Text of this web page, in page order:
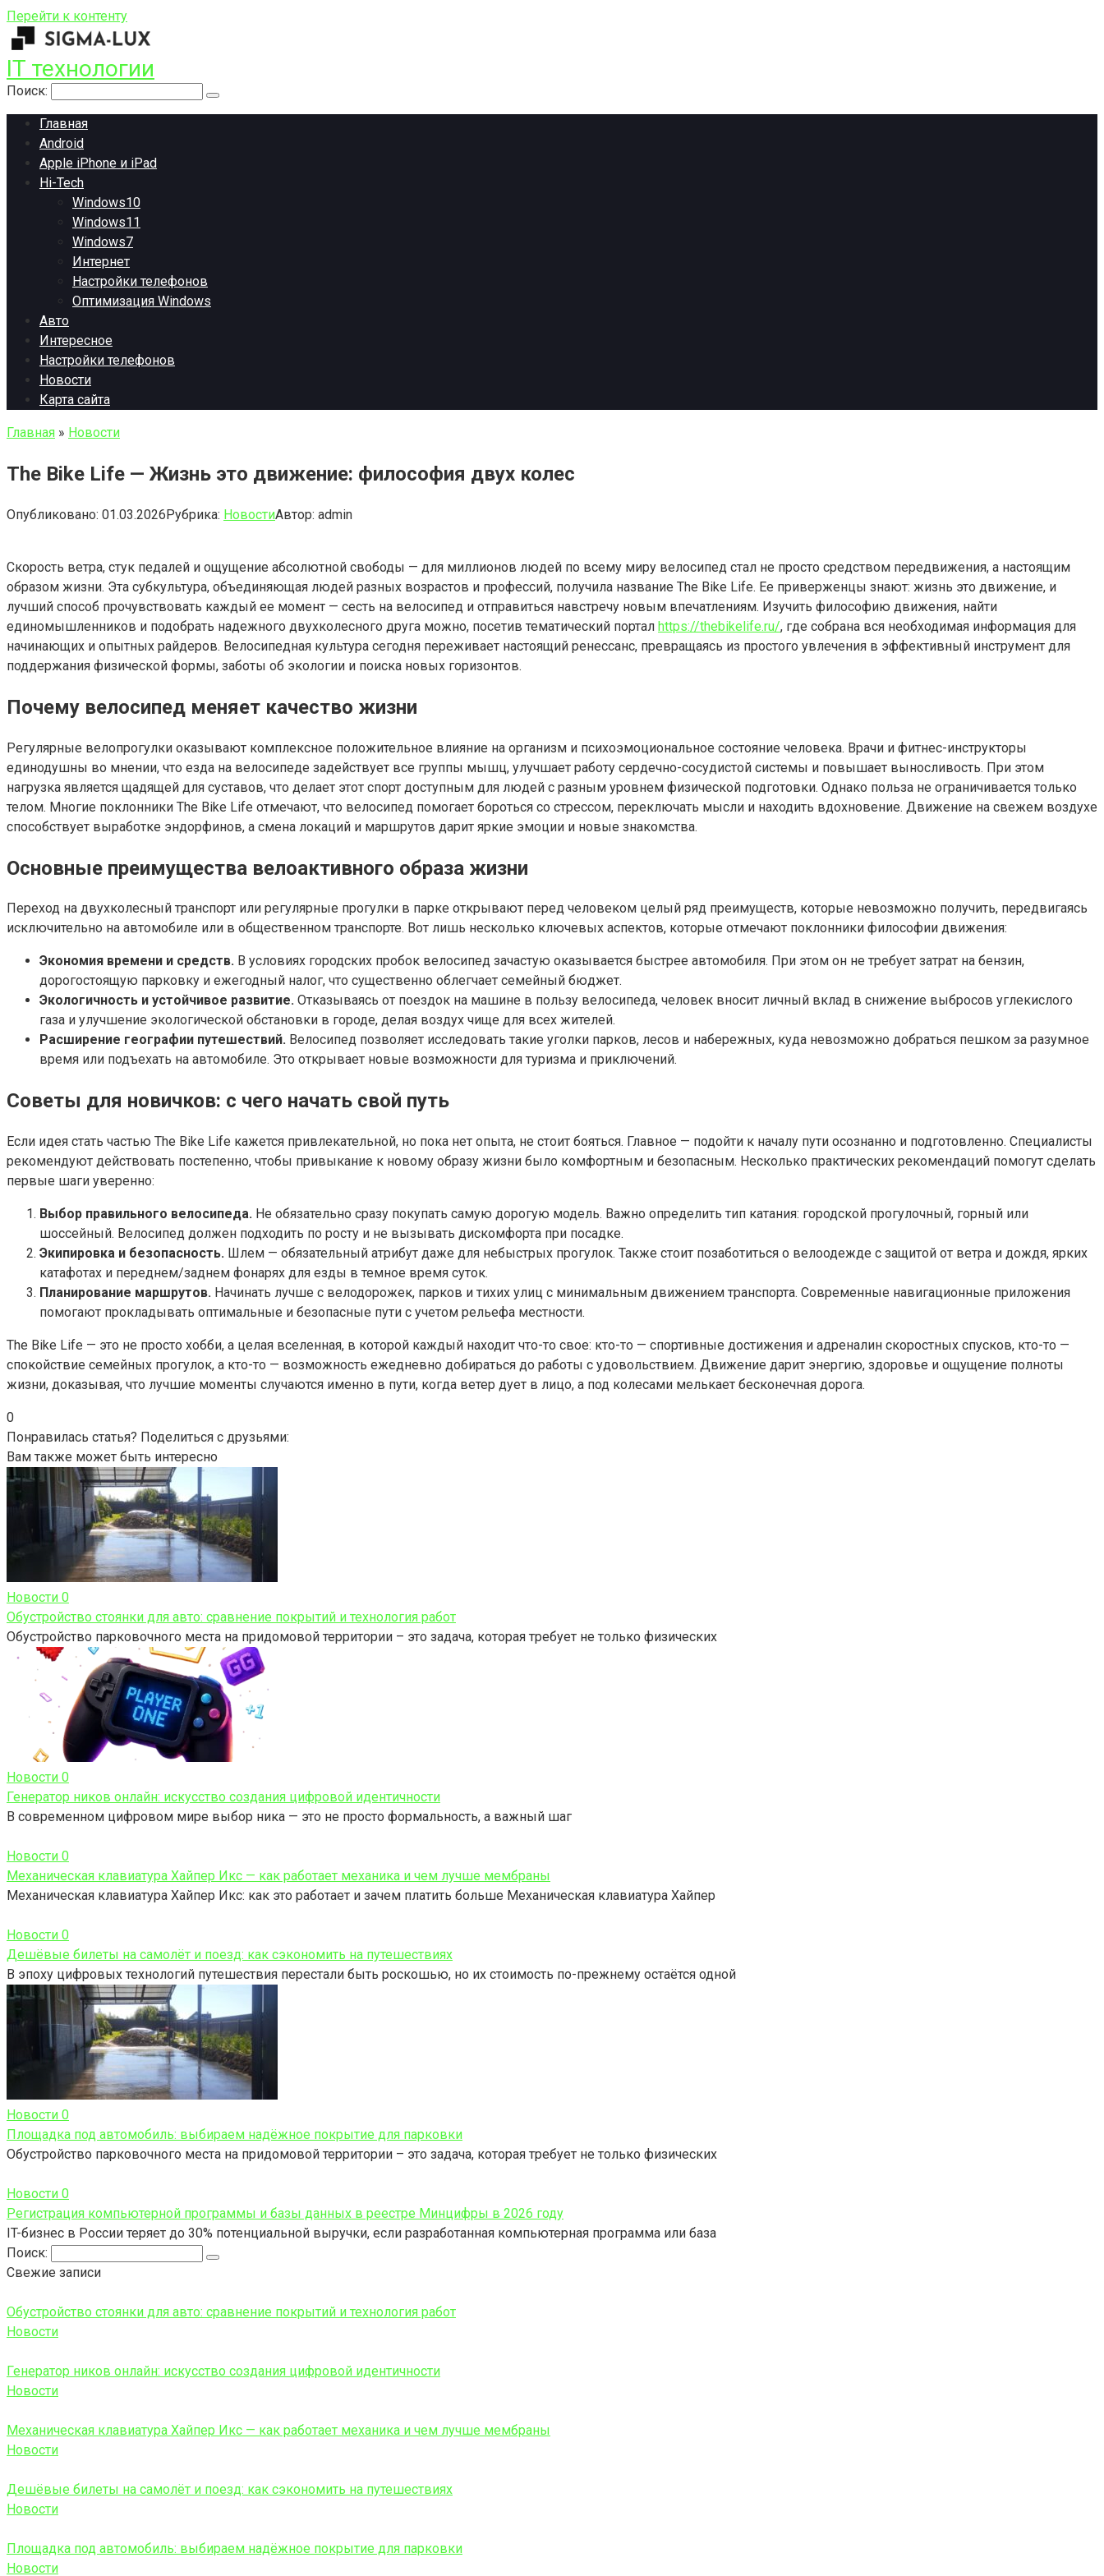
Перейти к контенту
IT технологии
Поиск:
Главная
Android
Apple iPhone и iPad
Hi-Tech
Windows10
Windows11
Windows7
Интернет
Настройки телефонов
Оптимизация Windows
Авто
Интересное
Настройки телефонов
Новости
Карта сайта
Главная » Новости
The Bike Life — Жизнь это движение: философия двух колес
Опубликовано: 01.03.2026Рубрика: НовостиАвтор: admin
Скорость ветра, стук педалей и ощущение абсолютной свободы — для миллионов людей по всему миру велосипед стал не просто средством передвижения, а настоящим
образом жизни. Эта субкультура, объединяющая людей разных возрастов и профессий, получила название The Bike Life. Ее приверженцы знают: жизнь это движение, и
лучший способ прочувствовать каждый ее момент — сесть на велосипед и отправиться навстречу новым впечатлениям. Изучить философию движения, найти
единомышленников и подобрать надежного двухколесного друга можно, посетив тематический портал https://thebikelife.ru/, где собрана вся необходимая информация для
начинающих и опытных райдеров. Велосипедная культура сегодня переживает настоящий ренессанс, превращаясь из простого увлечения в эффективный инструмент для
поддержания физической формы, заботы об экологии и поиска новых горизонтов.
Почему велосипед меняет качество жизни
Регулярные велопрогулки оказывают комплексное положительное влияние на организм и психоэмоциональное состояние человека. Врачи и фитнес-инструкторы
единодушны во мнении, что езда на велосипеде задействует все группы мышц, улучшает работу сердечно-сосудистой системы и повышает выносливость. При этом
нагрузка является щадящей для суставов, что делает этот спорт доступным для людей с разным уровнем физической подготовки. Однако польза не ограничивается только
телом. Многие поклонники The Bike Life отмечают, что велосипед помогает бороться со стрессом, переключать мысли и находить вдохновение. Движение на свежем воздухе
способствует выработке эндорфинов, а смена локаций и маршрутов дарит яркие эмоции и новые знакомства.
Основные преимущества велоактивного образа жизни
Переход на двухколесный транспорт или регулярные прогулки в парке открывают перед человеком целый ряд преимуществ, которые невозможно получить, передвигаясь
исключительно на автомобиле или в общественном транспорте. Вот лишь несколько ключевых аспектов, которые отмечают поклонники философии движения:
Экономия времени и средств. В условиях городских пробок велосипед зачастую оказывается быстрее автомобиля. При этом он не требует затрат на бензин,
дорогостоящую парковку и ежегодный налог, что существенно облегчает семейный бюджет.
Экологичность и устойчивое развитие. Отказываясь от поездок на машине в пользу велосипеда, человек вносит личный вклад в снижение выбросов углекислого
газа и улучшение экологической обстановки в городе, делая воздух чище для всех жителей.
Расширение географии путешествий. Велосипед позволяет исследовать такие уголки парков, лесов и набережных, куда невозможно добраться пешком за разумное
время или подъехать на автомобиле. Это открывает новые возможности для туризма и приключений.
Советы для новичков: с чего начать свой путь
Если идея стать частью The Bike Life кажется привлекательной, но пока нет опыта, не стоит бояться. Главное — подойти к началу пути осознанно и подготовленно. Специалисты
рекомендуют действовать постепенно, чтобы привыкание к новому образу жизни было комфортным и безопасным. Несколько практических рекомендаций помогут сделать
первые шаги уверенно:
Выбор правильного велосипеда. Не обязательно сразу покупать самую дорогую модель. Важно определить тип катания: городской прогулочный, горный или
шоссейный. Велосипед должен подходить по росту и не вызывать дискомфорта при посадке.
Экипировка и безопасность. Шлем — обязательный атрибут даже для небыстрых прогулок. Также стоит позаботиться о велоодежде с защитой от ветра и дождя, ярких
катафотах и переднем/заднем фонарях для езды в темное время суток.
Планирование маршрутов. Начинать лучше с велодорожек, парков и тихих улиц с минимальным движением транспорта. Современные навигационные приложения
помогают прокладывать оптимальные и безопасные пути с учетом рельефа местности.
The Bike Life — это не просто хобби, а целая вселенная, в которой каждый находит что-то свое: кто-то — спортивные достижения и адреналин скоростных спусков, кто-то —
спокойствие семейных прогулок, а кто-то — возможность ежедневно добираться до работы с удовольствием. Движение дарит энергию, здоровье и ощущение полноты
жизни, доказывая, что лучшие моменты случаются именно в пути, когда ветер дует в лицо, а под колесами мелькает бесконечная дорога.
0
Понравилась статья? Поделиться с друзьями:
Вам также может быть интересно
Новости 0
Обустройство стоянки для авто: сравнение покрытий и технология работ
Обустройство парковочного места на придомовой территории – это задача, которая требует не только физических
Новости 0
Генератор ников онлайн: искусство создания цифровой идентичности
В современном цифровом мире выбор ника — это не просто формальность, а важный шаг
Новости 0
Механическая клавиатура Хайпер Икс — как работает механика и чем лучше мембраны
Механическая клавиатура Хайпер Икс: как это работает и зачем платить больше Механическая клавиатура Хайпер
Новости 0
Дешёвые билеты на самолёт и поезд: как сэкономить на путешествиях
В эпоху цифровых технологий путешествия перестали быть роскошью, но их стоимость по-прежнему остаётся одной
Новости 0
Площадка под автомобиль: выбираем надёжное покрытие для парковки
Обустройство парковочного места на придомовой территории – это задача, которая требует не только физических
Новости 0
Регистрация компьютерной программы и базы данных в реестре Минцифры в 2026 году
IT-бизнес в России теряет до 30% потенциальной выручки, если разработанная компьютерная программа или база
Поиск:
Свежие записи
Обустройство стоянки для авто: сравнение покрытий и технология работ
Новости
Генератор ников онлайн: искусство создания цифровой идентичности
Новости
Механическая клавиатура Хайпер Икс — как работает механика и чем лучше мембраны
Новости
Дешёвые билеты на самолёт и поезд: как сэкономить на путешествиях
Новости
Площадка под автомобиль: выбираем надёжное покрытие для парковки
Новости